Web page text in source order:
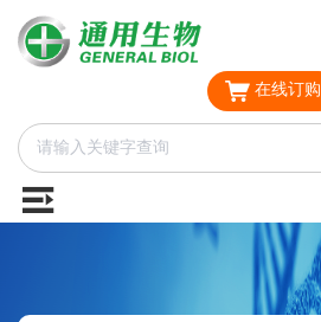
在线订购